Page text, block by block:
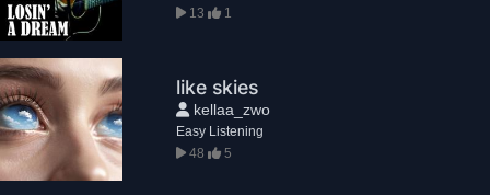
13
1
like skies
kellaa_zwo
Easy Listening
48
5